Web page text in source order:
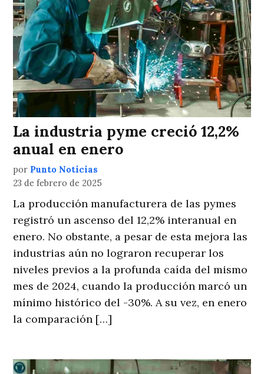
La industria pyme creció 12,2%
anual en enero
por Punto Noticias
23 de febrero de 2025
La producción manufacturera de las pymes
registró un ascenso del 12,2% interanual en
enero. No obstante, a pesar de esta mejora las
industrias aún no lograron recuperar los
niveles previos a la profunda caída del mismo
mes de 2024, cuando la producción marcó un
mínimo histórico del -30%. A su vez, en enero
la comparación […]